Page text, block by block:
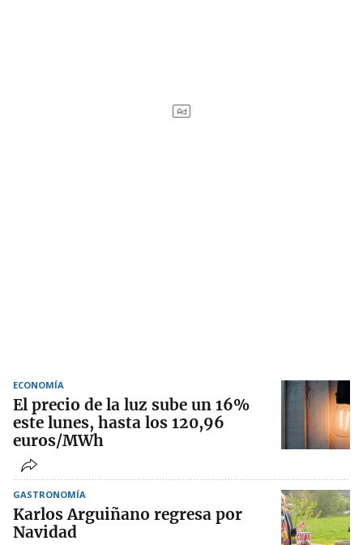
ECONOMÍA
El precio de la luz sube un 16%
este lunes, hasta los 120,96
euros/MWh
GASTRONOMÍA
Karlos Arguiñano regresa por
Navidad